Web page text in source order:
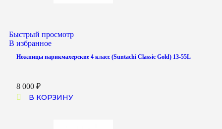
Быстрый просмотр
В избранное
Ножницы парикмахерские 4 класс (Suntachi Classic Gold) 13-55L
8 000 ₽
В КОРЗИНУ